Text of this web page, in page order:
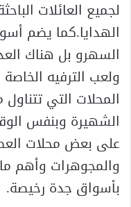
لجميع العائلات
الهدايا.كما يضم
السهرو بل هناك
ولعب الترفيه
المحلات التي
الشهيرة وبنفس
على بعض محلات
والمجوهرات وأهم
بأسواق جدة رخيصة.